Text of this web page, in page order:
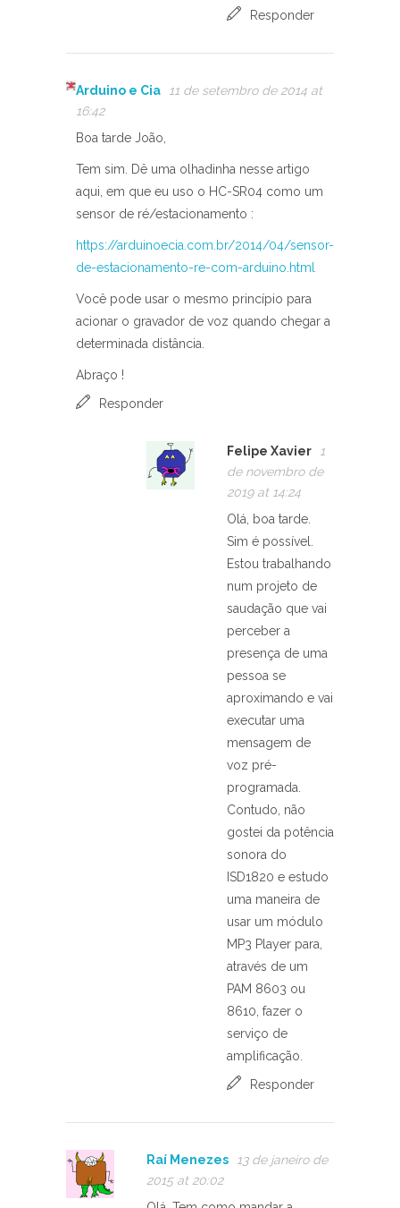
Responder
Arduino e Cia
11 de setembro de 2014 at
16:42
Boa tarde João,
Tem sim. Dê uma olhadinha nesse artigo
aqui, em que eu uso o HC-SR04 como um
sensor de ré/estacionamento :
https://arduinoecia.com.br/2014/04/sensor-
de-estacionamento-re-com-arduino.html
Você pode usar o mesmo princípio para
acionar o gravador de voz quando chegar a
determinada distância.
Abraço !
Responder
Felipe Xavier
1
de novembro de
2019 at 14:24
Olá, boa tarde.
Sim é possível.
Estou trabalhando
num projeto de
saudação que vai
perceber a
presença de uma
pessoa se
aproximando e vai
executar uma
mensagem de
voz pré-
programada.
Contudo, não
gostei da potência
sonora do
ISD1820 e estudo
uma maneira de
usar um módulo
MP3 Player para,
através de um
PAM 8603 ou
8610, fazer o
serviço de
amplificação.
Responder
Raí Menezes
13 de janeiro de
2015 at 20:02